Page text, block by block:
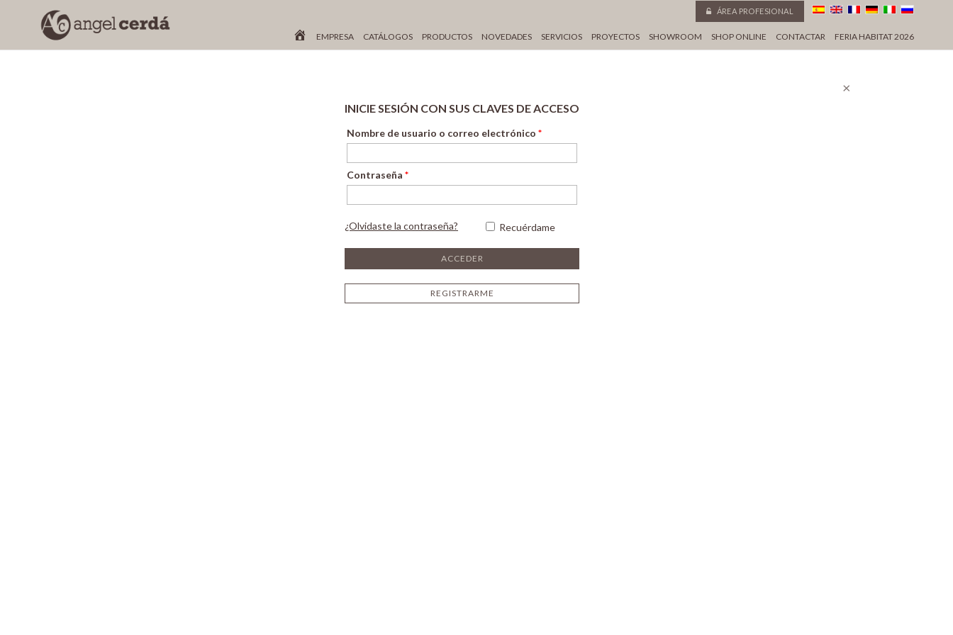
ÁREA PROFESIONAL
EMPRESA CATÁLOGOS PRODUCTOS NOVEDADES SERVICIOS PROYECTOS SHOWROOM SHOP ONLINE CONTACTAR FERIA HABITAT 2026
INICIE SESIÓN CON SUS CLAVES DE ACCESO
Nombre de usuario o correo electrónico *
Contraseña *
¿Olvidaste la contraseña? Recuérdame
REGISTRARME
×